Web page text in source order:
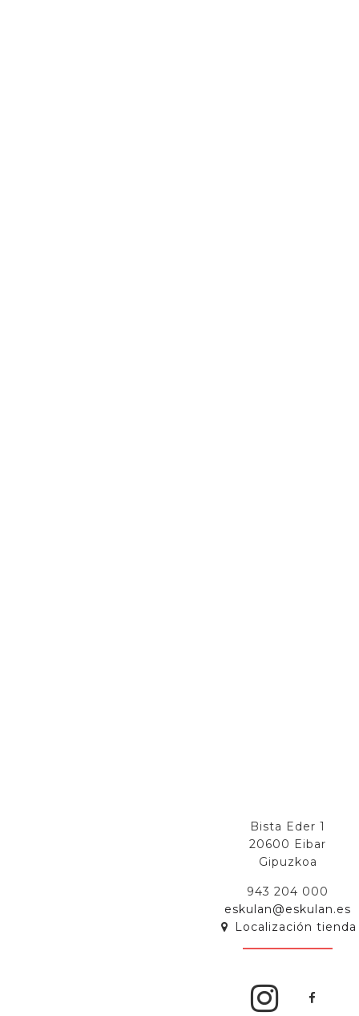
Bista Eder 1
20600 Eibar
Gipuzkoa
943 204 000
eskulan@eskulan.es
Localización tienda